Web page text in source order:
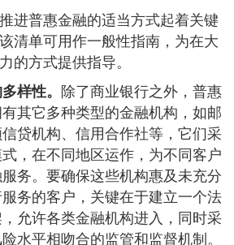
进普惠金融的适当方式起着关键
清单可用作一般性指南，为在大
的方式提供指导。
样性。 除了商业银行之外，普惠
其它多种类型的金融机构，如邮
贷机构、信用合作社等，它们采
，在不同地区运作，为不同客户
务。要确保这些机构惠及未充分
务的客户，关键在于建立一个法
允许各类金融机构进入，同时采
水平相吻合的监管和监督机制。